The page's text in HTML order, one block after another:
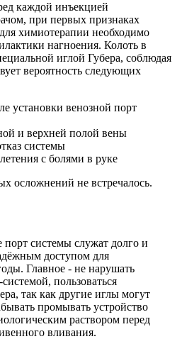
каждой инъекцией
при первых признаках
химиотерапии необходимо
нагноения. Колоть в
иглой Губера, соблюдая
вероятность следующих
установки венозной порт
и верхней полой вены
системы
с болями в руке
осложнений не встречалось.
системы служат долго и
доступом для
Главное - не нарушать
пользоваться
так как другие иглы могут
промывать устройство
раствором перед
вливания.